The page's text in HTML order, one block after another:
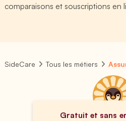
comparaisons et souscriptions en
SideCare Tous les métiers
Gratuit et sans